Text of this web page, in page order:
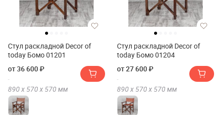
Стул раскладной Decor of
today Бомо 01201
от 36 600 ₽
890 х 570 х 570 мм
Стул раскладной Decor of
today Бомо 01204
от 27 600 ₽
890 х 570 х 570 мм